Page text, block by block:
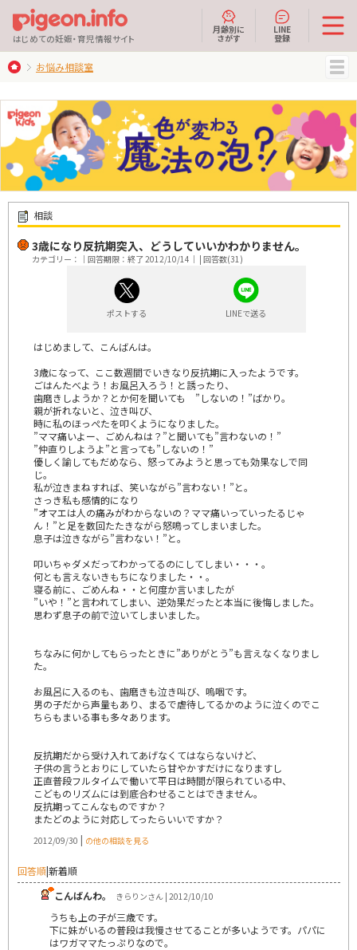
はじめての妊娠・育児情報サイト
月齢別に
さがす
LINE
登録
お悩み相談室
相談
3歳になり反抗期突入、どうしていいかわかりません。
カテゴリー：｜回答期限：終了 2012/10/14｜ | 回答数(31)
ポストする LINEで送る
はじめまして、こんばんは。
3歳になって、ここ数週間でいきなり反抗期に入ったようです。
ごはんたべよう！お風呂入ろう！と誘ったり、
歯磨きしようか？とか何を聞いても ”しないの！”ばかり。
親が折れないと、泣き叫び、
時に私のほっぺたを叩くようになりました。
”ママ痛いよー、ごめんねは？”と聞いても”言わないの！”
”仲直りしようよ”と言っても”しないの！”
優しく諭してもだめなら、怒ってみようと思っても効果なしで同
じ。
私が泣きまねすれば、笑いながら”言わない！”と。
さっき私も感情的になり
”オマエは人の痛みがわからないの？ママ痛いっていったるじゃ
ん！”と足を数回たたきながら怒鳴ってしまいました。
息子は泣きながら”言わない！”と。
叩いちゃダメだってわかってるのにしてしまい・・・。
何とも言えないきもちになりました・・。
寝る前に、ごめんね・・と何度か言いましたが
”いや！”と言われてしまい、逆効果だったと本当に後悔しました。
思わず息子の前で泣いてしまいました。
ちなみに何かしてもらったときに”ありがとう”も言えなくなりまし
た。
お風呂に入るのも、歯磨きも泣き叫び、嗚咽です。
男の子だから声量もあり、まるで虐待してるかのように泣くのでこ
ちらもまいる事も多々あります。
反抗期だから受け入れてあげなくてはならないけど、
子供の言うとおりにしていたら甘やかすだけになりますし
正直普段フルタイムで働いて平日は時間が限られている中、
こどものリズムには到底合わせることはできません。
反抗期ってこんなものですか？
またどのように対応してったらいいですか？
2012/09/30 | の他の相談を見る
回答順|新着順
こんばんわ。
きらりンさん | 2012/10/10
うちも上の子が三歳です。
下に妹がいるの普段は我慢させてることが多いようです。パパに
はワガママたっぷりなので。